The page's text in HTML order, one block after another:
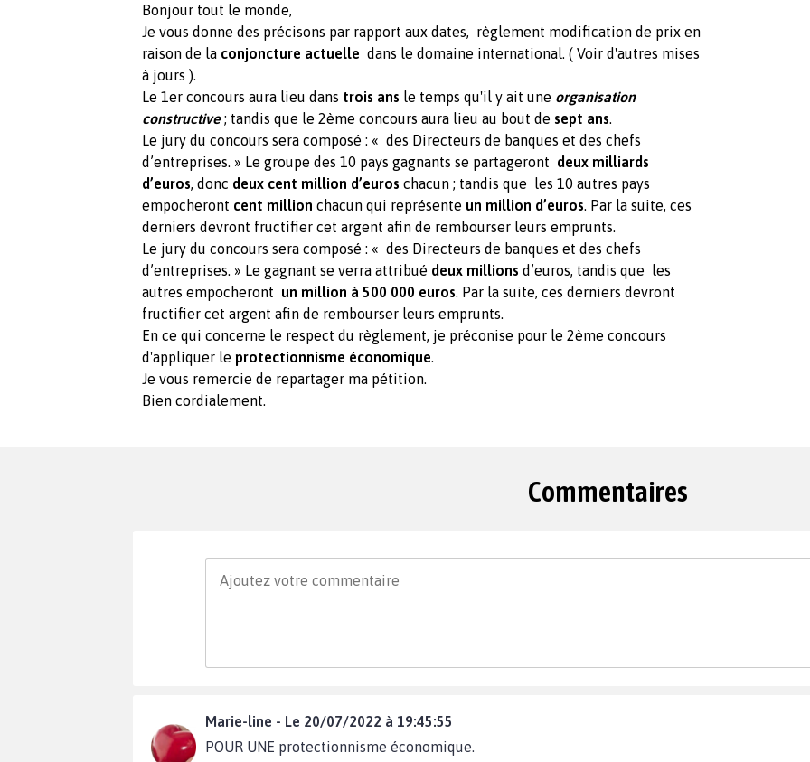
Bonjour tout le monde,
Je vous donne des précisons par rapport aux dates, règlement modification de prix en
raison de la conjoncture actuelle dans le domaine international. ( Voir d'autres mises
à jours ).
Le 1er concours aura lieu dans trois ans le temps qu'il y ait une organisation
constructive ; tandis que le 2ème concours aura lieu au bout de sept ans.
Le jury du concours sera composé : « des Directeurs de banques et des chefs
d’entreprises. » Le groupe des 10 pays gagnants se partageront deux milliards
d’euros, donc deux cent million d’euros chacun ; tandis que les 10 autres pays
empocheront cent million chacun qui représente un million d’euros. Par la suite, ces
derniers devront fructifier cet argent afin de rembourser leurs emprunts.
Le jury du concours sera composé : « des Directeurs de banques et des chefs
d’entreprises. » Le gagnant se verra attribué deux millions d’euros, tandis que les
autres empocheront un million à 500 000 euros. Par la suite, ces derniers devront
fructifier cet argent afin de rembourser leurs emprunts.
En ce qui concerne le respect du règlement, je préconise pour le 2ème concours
d'appliquer le protectionnisme économique.
Je vous remercie de repartager ma pétition.
Bien cordialement.
Commentaires
Marie-line - Le 20/07/2022 à 19:45:55
POUR UNE protectionnisme économique.